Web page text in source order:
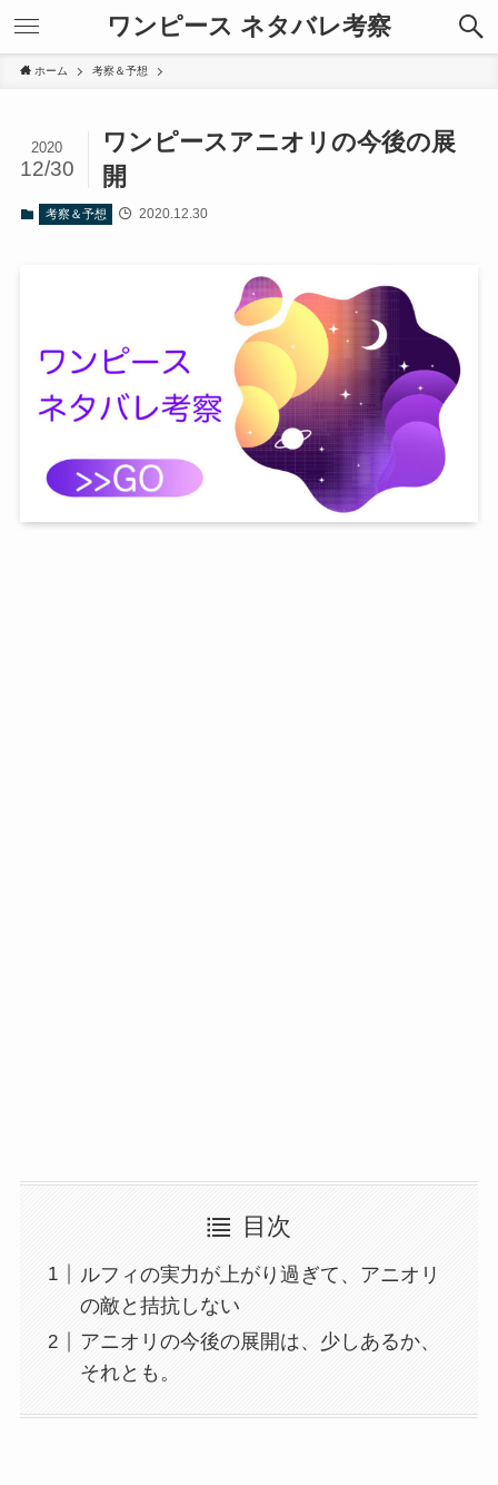
ワンピース ネタバレ考察
ホーム 考察＆予想
ワンピースアニオリの今後の展
開
2020
12/30
考察＆予想 2020.12.30
目次
ルフィの実力が上がり過ぎて、アニオリ
の敵と拮抗しない
アニオリの今後の展開は、少しあるか、
それとも。